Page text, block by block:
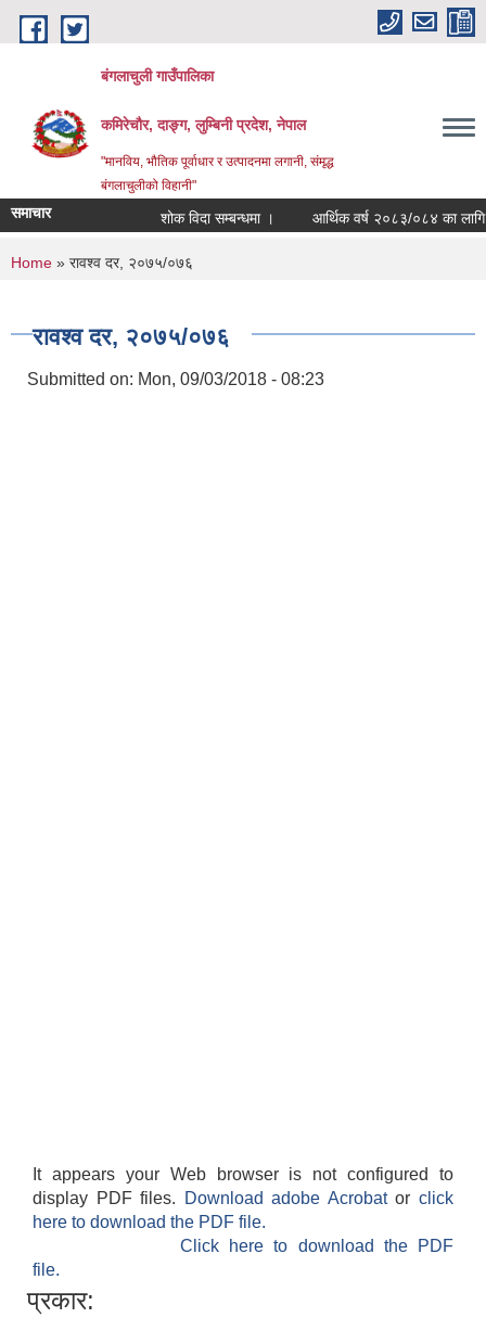
Skip to main content
बंगलाचुली गाउँपालिका
कमिरेचौर, दाङ्ग, लुम्बिनी प्रदेश, नेपाल
"मानविय, भौतिक पूर्वाधार र उत्पादनमा लगानी, संमृद्ध
बंगलाचुलीको विहानी"
समाचार शोक विदा सम्बन्धमा । आर्थिक वर्ष २०८३/०८४ का लागि
You are here
Home » रावश्व दर, २०७५/०७६
रावश्व दर, २०७५/०७६
Submitted on: Mon, 09/03/2018 - 08:23
It appears your Web browser is not configured to
display PDF files.
Download adobe Acrobatorclick
here to download the PDF file.
Click here to download the PDF
file.
प्रकार: